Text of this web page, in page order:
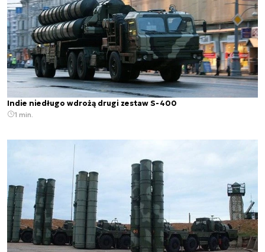
Indie niedługo wdrożą drugi zestaw S-400
1 min.